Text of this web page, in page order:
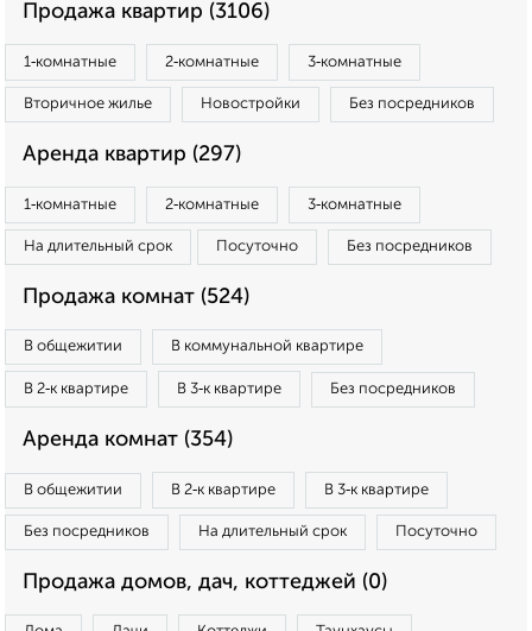
Продажа квартир (3106)
1‑комнатные 2‑комнатные 3‑комнатные
Вторичное жилье Новостройки Без посредников
Аренда квартир (297)
1‑комнатные 2‑комнатные 3‑комнатные
На длительный срок Посуточно Без посредников
Продажа комнат (524)
В общежитии В коммунальной квартире
В 2‑к квартире В 3‑к квартире Без посредников
Аренда комнат (354)
В общежитии В 2‑к квартире В 3‑к квартире
Без посредников На длительный срок Посуточно
Продажа домов, дач, коттеджей (0)